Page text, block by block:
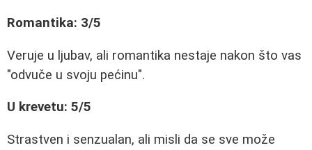
Romantika: 3/5
Veruje u ljubav, ali romantika nestaje nakon što vas
"odvuče u svoju pećinu".
U krevetu: 5/5
Strastven i senzualan, ali misli da se sve može